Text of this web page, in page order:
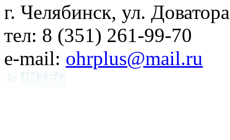
г. Челябинск, ул.
тел: 8 (351) 261-99-70
e-mail: ohrplus@mail.ru